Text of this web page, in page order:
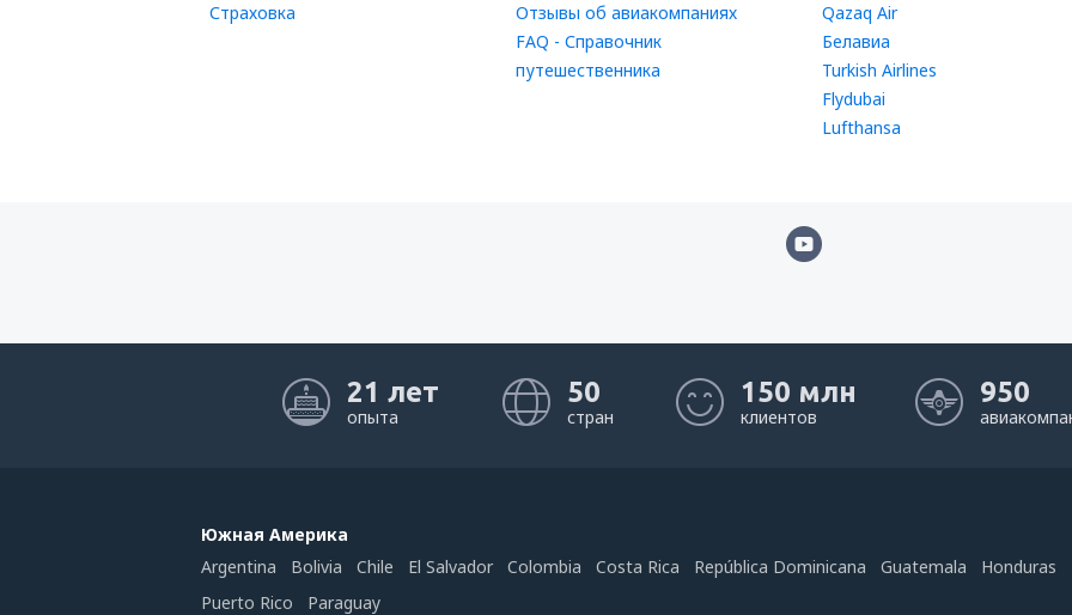
Страховка
Отзывы об авиакомпаниях
FAQ - Справочник
путешественника
Qazaq Air
Белавиа
Turkish Airlines
Flydubai
Lufthansa
21 лет
опыта
50
стран
150 млн
клиентов
950
Южная Америка
Argentina
Bolivia Chile El Salvador Colombia Costa Rica República Dominicana Guatemala Honduras
Puerto Rico
Paraguay